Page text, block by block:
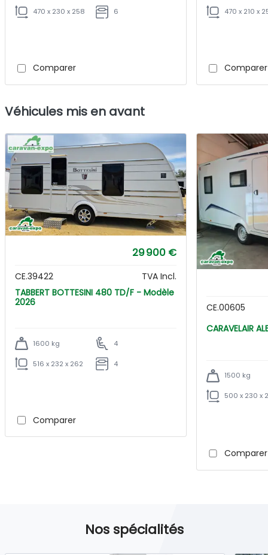
470 x 230 x 258 6
Comparer
470 x 210 x
Comparer
Véhicules mis en avant
29 900 €
CE.39422
TVA Incl.
TABBERT BOTTESINI 480 TD/F - Modèle
2026
1600 kg 4
516 x 232 x 262 4
Comparer
CE.00605
1500 kg
500 x 230 x
Comparer
Nos spécialités